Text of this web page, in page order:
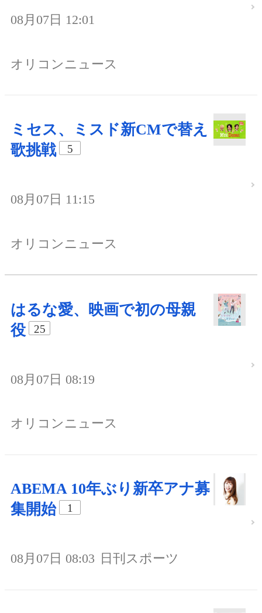
08月07日 12:01
オリコンニュース
ミセス、ミスド新CMで替え
歌挑戦
5
08月07日 11:15
オリコンニュース
はるな愛、映画で初の母親
役
25
08月07日 08:19
オリコンニュース
ABEMA 10年ぶり新卒アナ募
集開始
1
08月07日 08:03 日刊スポーツ